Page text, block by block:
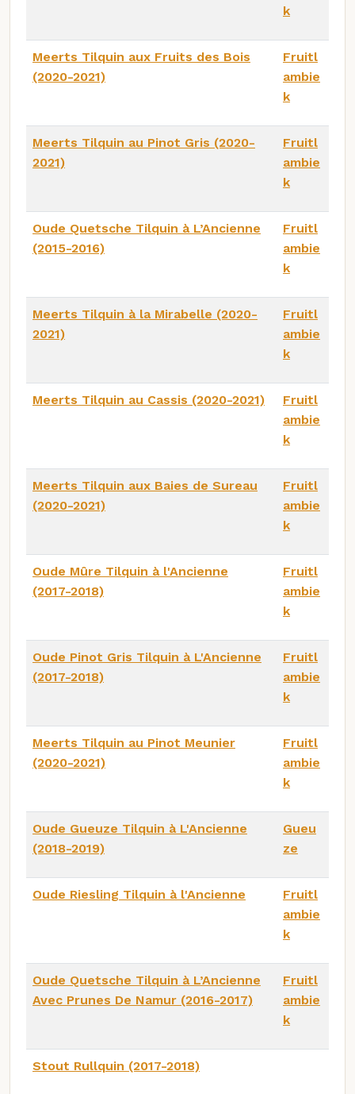
k
Meerts Tilquin aux Fruits des Bois
(2020-2021)
Fruitl
ambie
k
Meerts Tilquin au Pinot Gris (2020-
2021)
Fruitl
ambie
k
Oude Quetsche Tilquin à L’Ancienne
(2015-2016)
Fruitl
ambie
k
Meerts Tilquin à la Mirabelle (2020-
2021)
Fruitl
ambie
k
Meerts Tilquin au Cassis (2020-2021)
Fruitl
ambie
k
Meerts Tilquin aux Baies de Sureau
(2020-2021)
Fruitl
ambie
k
Oude Mûre Tilquin à l'Ancienne
(2017-2018)
Fruitl
ambie
k
Oude Pinot Gris Tilquin à L'Ancienne
(2017-2018)
Fruitl
ambie
k
Meerts Tilquin au Pinot Meunier
(2020-2021)
Fruitl
ambie
k
Oude Gueuze Tilquin à L'Ancienne
(2018-2019)
Gueu
ze
Oude Riesling Tilquin à l'Ancienne
Fruitl
ambie
k
Oude Quetsche Tilquin à L’Ancienne
Avec Prunes De Namur (2016-2017)
Fruitl
ambie
k
Stout Rullquin (2017-2018)